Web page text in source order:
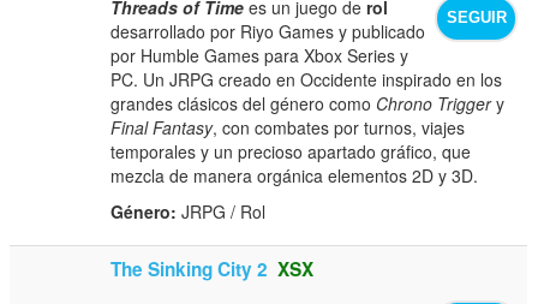
SEGUIR
Threads of Time es un juego derol
desarrollado por Riyo Games y publicado
por Humble Games para Xbox Series y
PC. Un JRPG creado en Occidente inspirado en los
grandes clásicos del género como Chrono Triggery
Final Fantasy, con combates por turnos, viajes
temporales y un precioso apartado gráfico, que
mezcla de manera orgánica elementos 2D y 3D.
Género: JRPG / Rol
The Sinking City 2 XSX